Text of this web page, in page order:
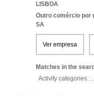
LISBOA
Outro comércio por
SA
Ver empresa
Matches in the
Activity categories: ...